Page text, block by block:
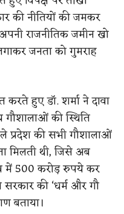
की नीतियों की जमकर
राजनीतिक जमीन खो
जनता को गुमराह
करते हुए डॉ. शर्मा ने दावा
गौशालाओं की स्थिति
प्रदेश की सभी गौशालाओं
मिलती थी, जिसे अब
में 500 करोड़ रुपये कर
की ‘धर्म और गौ
बताया।